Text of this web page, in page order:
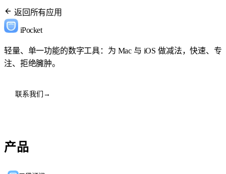
返回所有应用
iPocket
轻量、单一功能的数字工具：为 Mac 与 iOS 做减法，快速、专
注、拒绝臃肿。
联系我们 →
产品